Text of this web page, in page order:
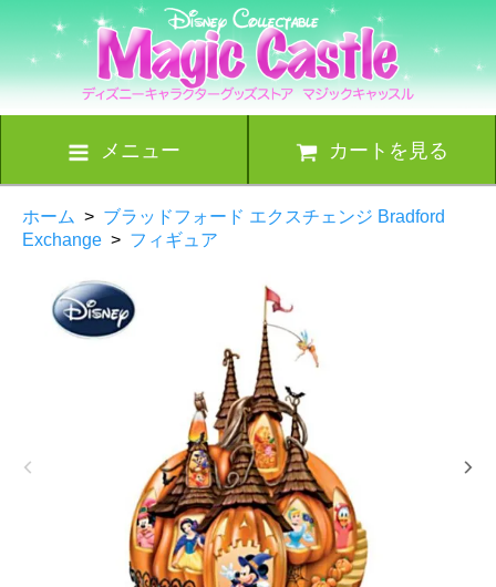
メニュー カートを見る
ホーム > ブラッドフォード エクスチェンジ Bradford
Exchange > フィギュア